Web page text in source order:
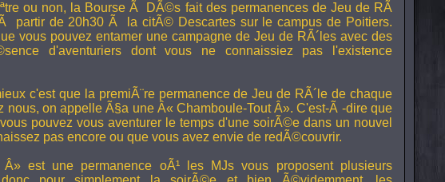
ou non, la Bourse Ã DÃ©s fait des permanences de Jeu de RÃ
partir de 20h30 Ã la citÃ© Descartes sur le campus de Poitiers.
vous pouvez entamer une campagne de Jeu de RÃ´les avec des
d'aventuriers dont vous ne connaissiez pas l'existence
c'est que la premiÃ¨re permanence de Jeu de RÃ´le de chaque
nous, on appelle Ã§a une Â« Chamboule-Tout Â». C'est-Ã -dire que
pouvez vous aventurer le temps d'une soirÃ©e dans un nouvel
pas encore ou que vous avez envie de redÃ©couvrir.
Â» est une permanence oÃ¹ les MJs vous proposent plusieurs